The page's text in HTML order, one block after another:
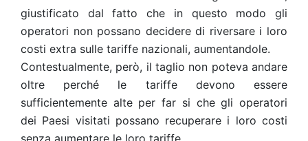
giustificato dal fatto che in questo modo gli
operatori non possano decidere di riversare i loro
costi extra sulle tariffe nazionali, aumentandole.
Contestualmente, però, il taglio non poteva andare
oltre perché le tariffe devono essere
sufficientemente alte per far si che gli operatori
dei Paesi visitati possano recuperare i loro costi
senza aumentare le loro tariffe.